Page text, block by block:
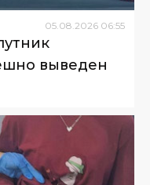
05.08.2026 06:55
выведен